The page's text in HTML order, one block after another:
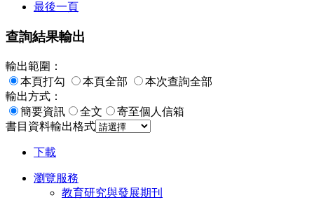
最後一頁
查詢結果輸出
輸出範圍：
本頁打勾
本頁全部
本次查詢全部
輸出方式：
簡要資訊
全文
寄至個人信箱
書目資料輸出格式
下載
瀏覽服務
教育研究與發展期刊